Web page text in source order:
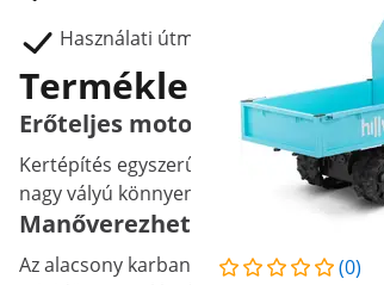
Használati útmutató
(0)
Termékleírás
Erőteljes motoros talicska 400
Kertépítés egyszerűen! A hillvert
nagy vályú könnyen dönthető, így a
Manőverezhető, erőteljes és
Az alacsony karbantartást igénylő mini